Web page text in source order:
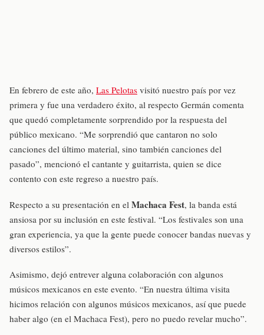
En febrero de este año, Las Pelotas visitó nuestro país por vez
primera y fue una verdadero éxito, al respecto Germán comenta
que quedó completamente sorprendido por la respuesta del
público mexicano. “Me sorprendió que cantaron no solo
canciones del último material, sino también canciones del
pasado”, mencionó el cantante y guitarrista, quien se dice
contento con este regreso a nuestro país.
Respecto a su presentación en el Machaca Fest, la banda está
ansiosa por su inclusión en este festival. “Los festivales son una
gran experiencia, ya que la gente puede conocer bandas nuevas y
diversos estilos”.
Asimismo, dejó entrever alguna colaboración con algunos
músicos mexicanos en este evento. “En nuestra última visita
hicimos relación con algunos músicos mexicanos, así que puede
haber algo (en el Machaca Fest), pero no puedo revelar mucho”.